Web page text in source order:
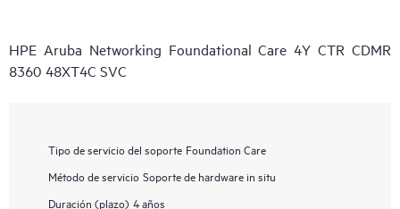
HPE Aruba Networking Foundational Care 4Y CTR CDMR
8360 48XT4C SVC
Tipo de servicio del soporte Foundation Care
Método de servicio Soporte de hardware in situ
Duración (plazo) 4 años